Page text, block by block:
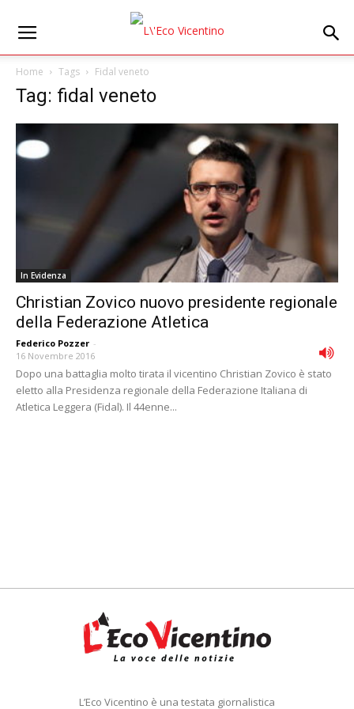
Home Tags Fidal veneto
Tag: fidal veneto
In Evidenza
Christian Zovico nuovo presidente regionale
della Federazione Atletica
Federico Pozzer -
16 Novembre 2016
Dopo una battaglia molto tirata il vicentino Christian Zovico è stato
eletto alla Presidenza regionale della Federazione Italiana di
Atletica Leggera (Fidal). Il 44enne...
L’Eco Vicentino è una testata giornalistica